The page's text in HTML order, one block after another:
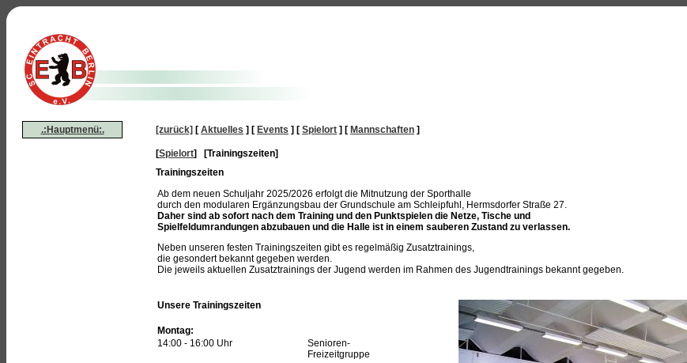
.:Hauptmenü:. [zurück] [ Aktuelles ] [ Events ] [ Spielort ] [ Mannschaften ]
[Spielort] [Trainingszeiten]
Trainingszeiten
Ab dem neuen Schuljahr 2025/2026 erfolgt die Mitnutzung der Sporthalle
durch den modularen Ergänzungsbau der Grundschule am Schleipfuhl, Hermsdorfer Straße 27.
Daher sind ab sofort nach dem Training und den Punktspielen die Netze, Tische und
Spielfeldumrandungen abzubauen und die Halle ist in einem sauberen Zustand zu verlassen.
Neben unseren festen Trainingszeiten gibt es regelmäßig Zusatztrainings,
die gesondert bekannt gegeben werden.
Die jeweils aktuellen Zusatztrainings der Jugend werden im Rahmen des Jugendtrainings bekannt gegeben.
Unsere Trainingszeiten
Montag:
14:00 - 16:00 Uhr
Senioren-
Freizeitgruppe